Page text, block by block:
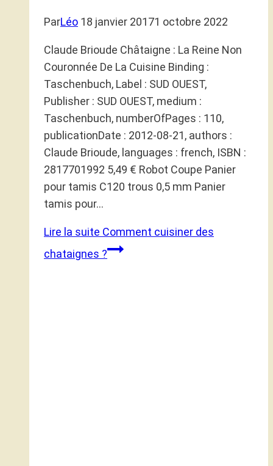
ParLéo 18 janvier 20171 octobre 2022
Claude Brioude Châtaigne : La Reine Non
Couronnée De La Cuisine Binding :
Taschenbuch, Label : SUD OUEST,
Publisher : SUD OUEST, medium :
Taschenbuch, numberOfPages : 110,
publicationDate : 2012-08-21, authors :
Claude Brioude, languages : french, ISBN :
2817701992 5,49 € Robot Coupe Panier
pour tamis C120 trous 0,5 mm Panier
tamis pour…
Lire la suite Comment cuisiner des
chataignes ?